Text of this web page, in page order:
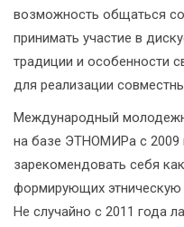
возможность общаться
принимать участие в
традиции и особенности
для реализации
Международный
на базе ЭТНОМИРа с 2009
зарекомендовать себя
формирующих этническую
Не случайно с 2011 года